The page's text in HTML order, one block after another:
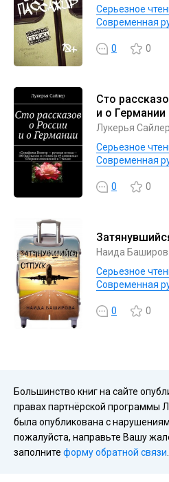
Серьезное
Современная
0 0
Сто
и о Германии
Лукерья Сайлер
Серьезное
Современная
0 0
Наида
Серьезное
Современная
0 0
Большинство книг на сайте
правах партнёрской программы
была опубликована с
пожалуйста, направьте Вашу
заполните форму обратной связи